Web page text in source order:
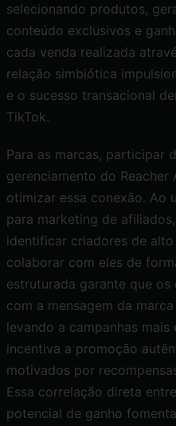
selecionando produtos,
conteúdo exclusivos e
cada venda realizada
relação simbiótica
e o sucesso transacional
TikTok.
Para as marcas, participar
gerenciamento do Reacher
otimizar essa conexão. Ao
para marketing de
identificar criadores de
colaborar com eles de
estruturada garante que
com a mensagem da
levando a campanhas
incentiva a promoção
motivados por
Essa correlação direta
potencial de ganho